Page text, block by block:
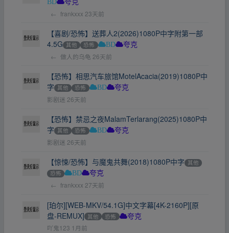
BD 夸克
← frankxxx 23天前
【喜剧/恐怖】送葬人2(2026)1080P中字附第一部
4.5G 其他 恐怖 BD 夸克
← 做人的乌龟 26天前
【恐怖】相思汽车旅馆MotelAcacia(2019)1080P中
字 其他 恐怖 BD 夸克
影剧迷 26天前
【恐怖】禁忌之夜MalamTerlarang(2025)1080P中
字 其他 恐怖 BD 夸克
影剧迷 26天前
【惊悚/恐怖】与魔鬼共舞(2018)1080P中字 其他
恐怖
BD 夸克
← frankxxx 27天前
[珀尔][WEB-MKV/54.1G]中文字幕[4K-2160P][原
盘-REMUX] 其他 恐怖 夸克
吖鬼123 1月前